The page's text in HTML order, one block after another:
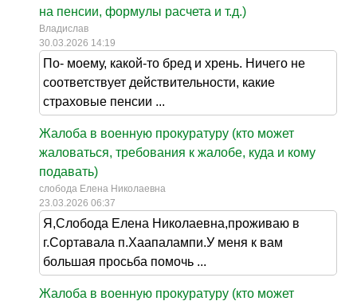
на пенсии, формулы расчета и т.д.)
Владислав
30.03.2026 14:19
По- моему, какой-то бред и хрень. Ничего не
соответствует действительности, какие
страховые пенсии ...
Жалоба в военную прокуратуру (кто может
жаловаться, требования к жалобе, куда и кому
подавать)
слобода Елена Николаевна
23.03.2026 06:37
Я,Слобода Елена Николаевна,проживаю в
г.Сортавала п.Хаапалампи.У меня к вам
большая просьба помочь ...
Жалоба в военную прокуратуру (кто может